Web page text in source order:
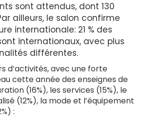
sont attendus, dont 130
ailleurs, le salon confirme
internationale: 21 % des
internationaux, avec plus
différentes.
d’activités, avec une forte
cette année des enseignes de
(16%), les services (15%), le
(12%), la mode et l’équipement
: